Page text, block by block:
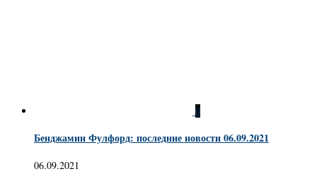
0
Бенджамин Фулфорд: последние новости 06.09.2021
06.09.2021